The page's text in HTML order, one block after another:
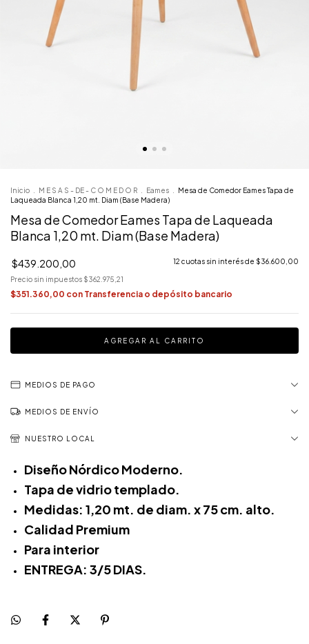
Inicio M E S A S - DE - C O M E D O R Eames
Mesa de Comedor Eames Tapa de
Laqueada Blanca 1,20 mt. Diam (Base Madera)
Mesa de Comedor Eames Tapa de Laqueada
Blanca 1,20 mt. Diam (Base Madera)
$439.200,00 12 cuotas sin interés de $36.600,00
Precio sin impuestos $362.975,21
$351.360,00 con Transferencia o depósito bancario
MEDIOS DE PAGO
MEDIOS DE ENVÍO
NUESTRO LOCAL
Diseño Nórdico Moderno.
Tapa de vidrio templado.
Medidas: 1,20 mt. de diam. x 75 cm. alto.
Calidad Premium
Para interior
ENTREGA: 3/5 DIAS.